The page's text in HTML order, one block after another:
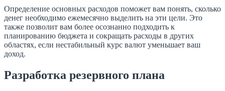
Определение основных расходов поможет вам понять, сколько
денег необходимо ежемесячно выделить на эти цели. Это
также позволит вам более осознанно подходить к
планированию бюджета и сокращать расходы в других
областях, если нестабильный курс валют уменьшает ваш
доход.
Разработка резервного плана